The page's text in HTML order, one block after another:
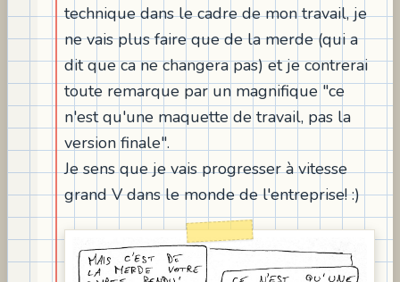
technique dans le cadre de mon travail, je
ne vais plus faire que de la merde (qui a
dit que ca ne changera pas) et je contrerai
toute remarque par un magnifique "ce
n'est qu'une maquette de travail, pas la
version finale".
Je sens que je vais progresser à vitesse
grand V dans le monde de l'entreprise! :)